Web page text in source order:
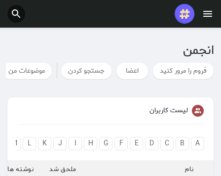
پست های محبوب
شغل ها ارائه می دهد
بودجه
انجمن
فروم را مرور کنید اعضا جستجو کردن موضوعات من
لیست کاربران
A
B
C
D
E
F
G
H
I
J
K
L
M
نام ملحق شد نوشته ها